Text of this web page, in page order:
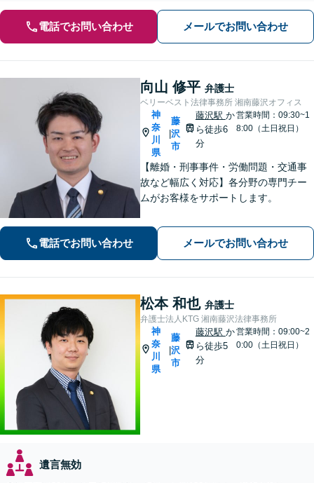
電話でお問い合わせ メールでお問い合わせ
向山 修平 弁護士
ベリーベスト法律事務所 湘南藤沢オフィス
神
奈
川
県
|
藤
沢
市
藤沢駅 か
ら徒歩6
分
営業時間：09:30~1
8:00（土日祝日）
【離婚・刑事事件・労働問題・交通事
故など幅広く対応】各分野の専門チー
ムがお客様をサポートします。
電話でお問い合わせ メールでお問い合わせ
松本 和也 弁護士
弁護士法人KTG 湘南藤沢法律事務所
神
奈
川
県
|
藤
沢
市
藤沢駅 か
ら徒歩5
分
営業時間：09:00~2
0:00（土日祝日）
遺言無効